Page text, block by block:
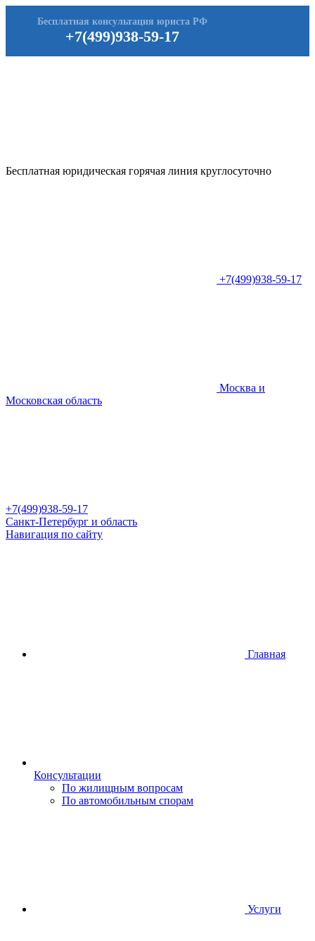
+7(499)938-59-17
Бесплатная консультация юриста РФ
Бесплатная юридическая горячая линия круглосуточно
+7(499)938-59-17
Москва и
Московская область
+7(499)938-59-17
Санкт-Петербург и область
Навигация по сайту
Главная
Консультации
По жилищным вопросам
По автомобильным спорам
Услуги